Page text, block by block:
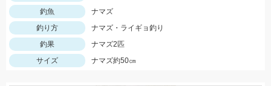
釣魚
ナマズ
釣り方
ナマズ・ライギョ釣り
釣果
ナマズ2匹
サイズ
ナマズ約50㎝